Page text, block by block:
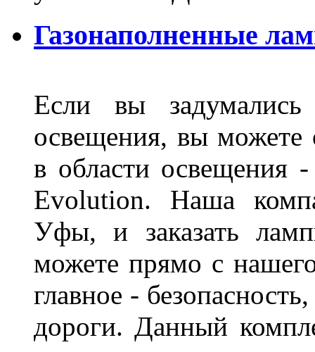
Газонаполненные
Если вы задумались
освещения, вы можете
в области освещения
Evolution. Наша
Уфы, и заказать
можете прямо с
главное -
дороги. Данный